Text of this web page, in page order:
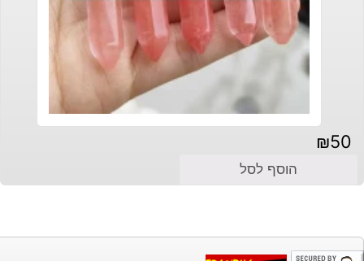
₪50
הוסף לסל